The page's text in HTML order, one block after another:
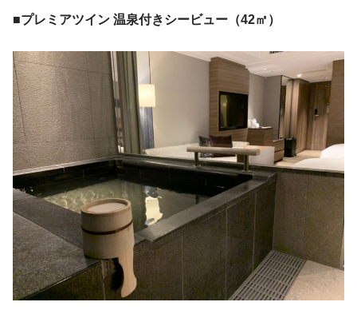
■プレミアツイン 温泉付きシービュー（42㎡）